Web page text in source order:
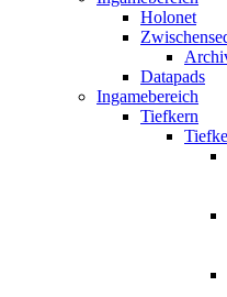
Holonet
Datapads
Ingamebereich
Tiefkern